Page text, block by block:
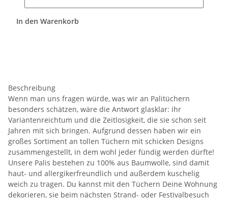
In den Warenkorb
Beschreibung
Wenn man uns fragen würde, was wir an Palitüchern
besonders schätzen, wäre die Antwort glasklar: ihr
Variantenreichtum und die Zeitlosigkeit, die sie schon seit
Jahren mit sich bringen. Aufgrund dessen haben wir ein
großes Sortiment an tollen Tüchern mit schicken Designs
zusammengestellt, in dem wohl jeder fündig werden dürfte!
Unsere Palis bestehen zu 100% aus Baumwolle, sind damit
haut- und allergikerfreundlich und außerdem kuschelig
weich zu tragen. Du kannst mit den Tüchern Deine Wohnung
dekorieren, sie beim nächsten Strand- oder Festivalbesuch